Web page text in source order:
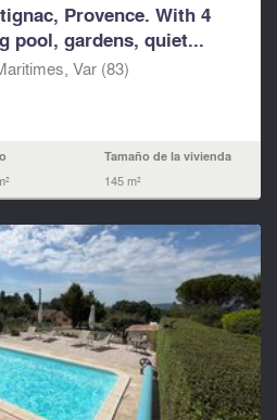
Provence. With 4
pool, gardens, quiet...
Var (83)
Tamaño de la vivienda
145 m²